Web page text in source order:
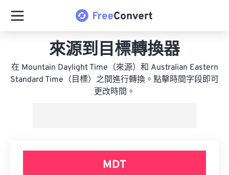
來源到目標轉換器
在 Mountain Daylight Time（來源）和 Australian Eastern
Standard Time（目標）之間進行轉換。點擊時間字段即可
更改時間。
MDT